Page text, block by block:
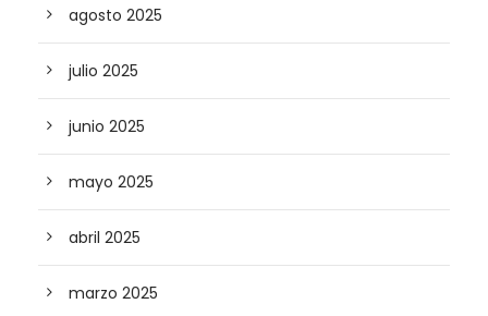
agosto 2025
julio 2025
junio 2025
mayo 2025
abril 2025
marzo 2025